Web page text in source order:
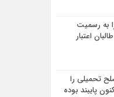
به رسمیت
اعتبار
تحمیلی را
پایبند بوده